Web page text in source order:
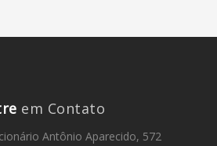
em Contato
Antônio Aparecido, 572